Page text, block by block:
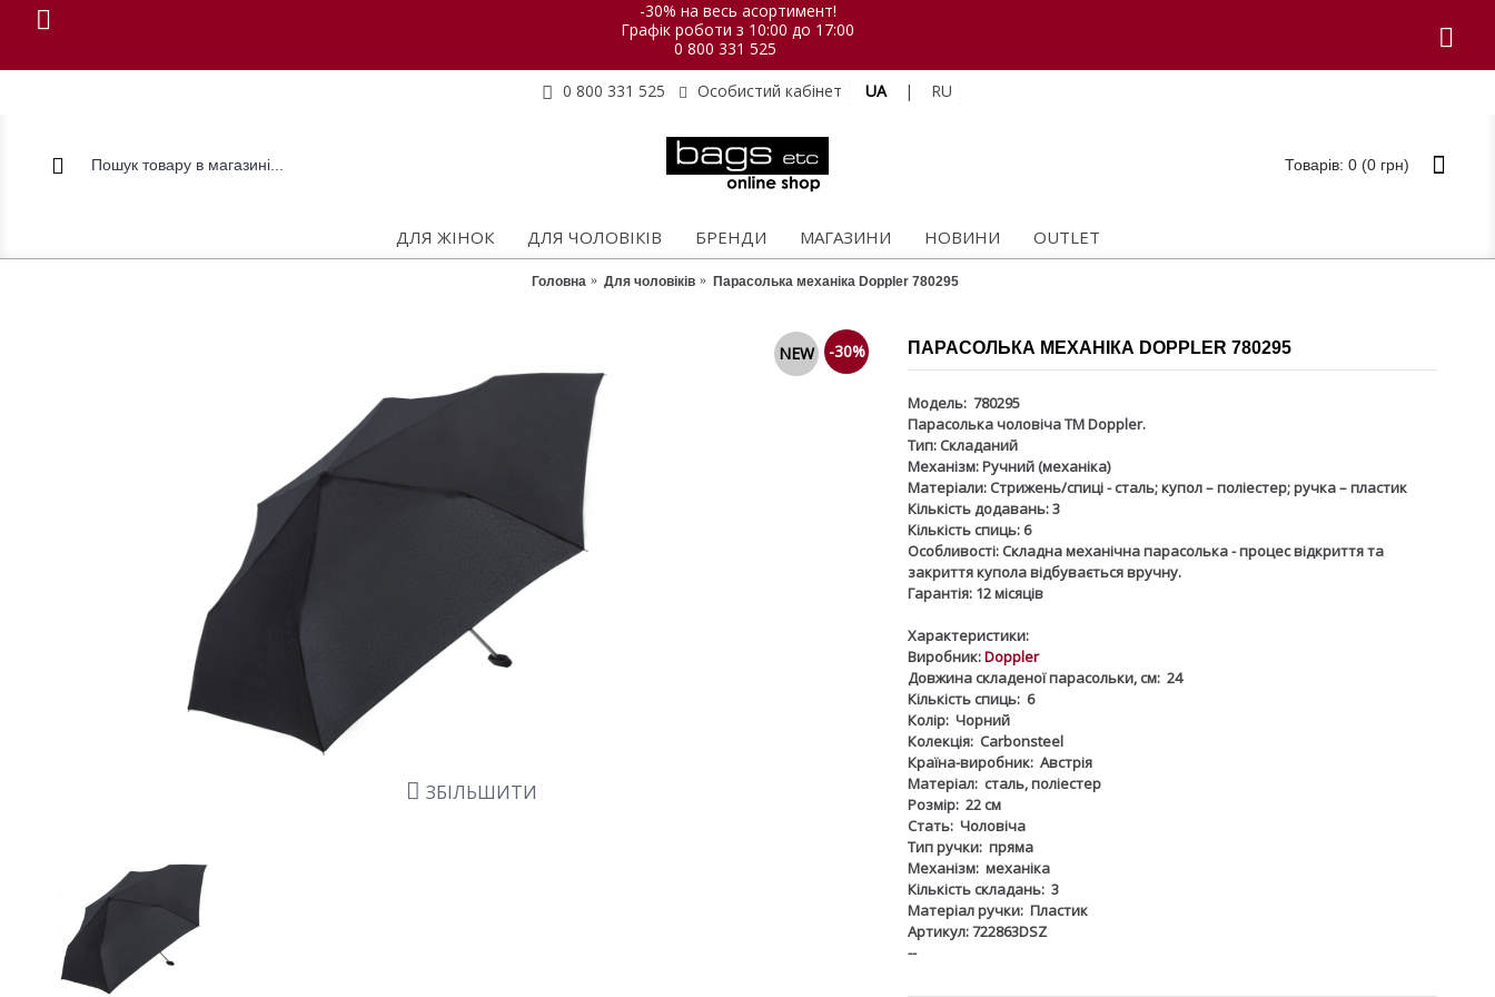
-30% на весь асортимент!
Графік роботи з 10:00 до 17:00
0 800 331 525
0 800 331 525
Особистий кабінет UA | RU
Товарів: 0 (0 грн)
ДЛЯ ЖІНОК ДЛЯ ЧОЛОВІКІВ БРЕНДИ МАГАЗИНИ НОВИНИ OUTLET
Головна Для чоловіків Парасолька механіка Doppler 780295
-30%
NEW
ЗБІЛЬШИТИ
ПАРАСОЛЬКА МЕХАНІКА DOPPLER 780295
Модель: 780295
Парасолька чоловіча ТМ Doppler.
Тип: Складаний
Механізм:Ручний (механіка)
Матеріали: Стрижень/спиці - сталь; купол – поліестер; ручка – пластик
Кількість додавань:3
Кількість спиць: 6
Особливості: Складна механічна парасолька - процес відкриття та
закриття купола відбувається вручну.
Гарантія: 12 місяців
Характеристики:
Виробник:Doppler
Довжина складеної парасольки, см: 24
Кількість спиць: 6
Колір: Чорний
Колекція: Carbonsteel
Країна-виробник: Австрія
Матеріал: сталь, поліестер
Розмір: 22 см
Стать: Чоловіча
Тип ручки: пряма
Механізм: механіка
Кількість складань: 3
Матеріал ручки: Пластик
Артикул: 722863DSZ
--